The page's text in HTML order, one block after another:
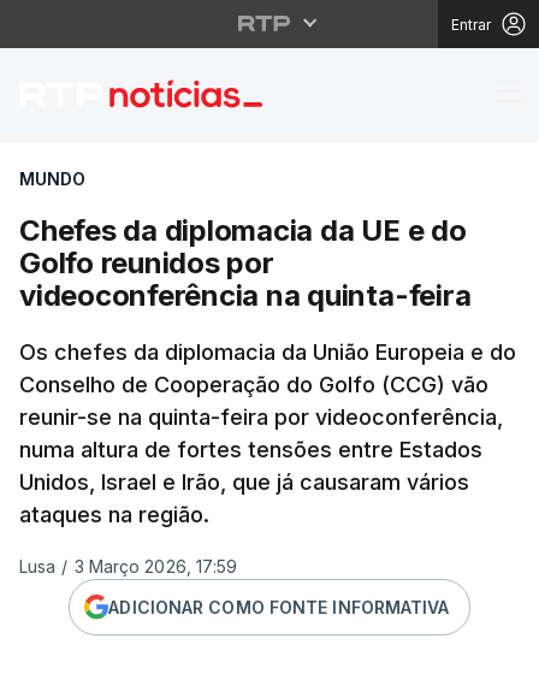
Entrar
Chefes da
MUNDO
Chefes da diplomacia da UE e do
Golfo reunidos por
videoconferência na quinta-feira
Os chefes da diplomacia da União Europeia e do
Conselho de Cooperação do Golfo (CCG) vão
reunir-se na quinta-feira por videoconferência,
numa altura de fortes tensões entre Estados
Unidos, Israel e Irão, que já causaram vários
ataques na região.
Lusa / 3 Março 2026, 17:59
ADICIONAR COMO FONTE INFORMATIVA